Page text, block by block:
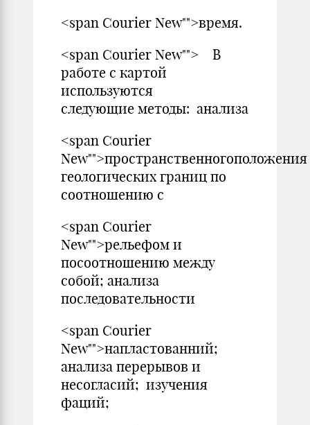
<span Courier New"">время.
<span Courier New""> В
работе с картой
используются
следующие методы: анализа
<span Courier
New"">пространственногоположения
геологических границ по
соотношению с
<span Courier
New"">рельефом и
посоотношению между
собой; анализа
последовательности
<span Courier
New"">напластованний;
анализа перерывов и
несогласий; изучения
фаций;